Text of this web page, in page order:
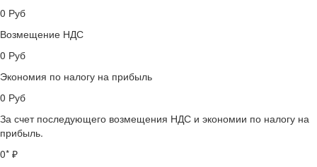
0 Руб
Возмещение НДС
0 Руб
Экономия по налогу на прибыль
0 Руб
За счет последующего возмещения НДС и экономии по налогу на
прибыль.
0* ₽